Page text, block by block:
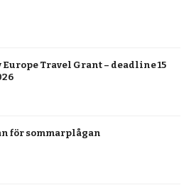
Travel Grant – deadline 15
för sommarplågan